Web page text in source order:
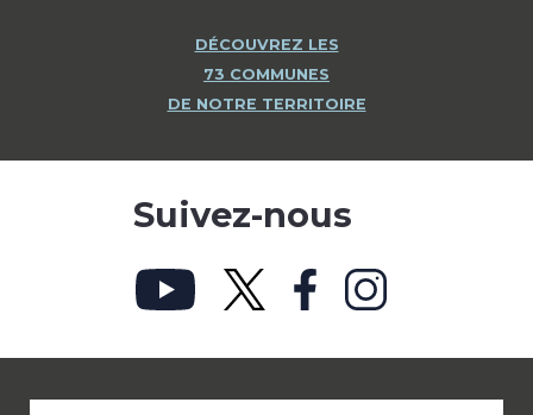
DÉCOUVREZ LES
73 COMMUNES
DE NOTRE TERRITOIRE
Suivez-nous